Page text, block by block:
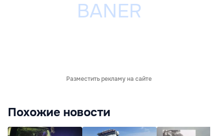
Разместить рекламу на сайте
Похожие новости